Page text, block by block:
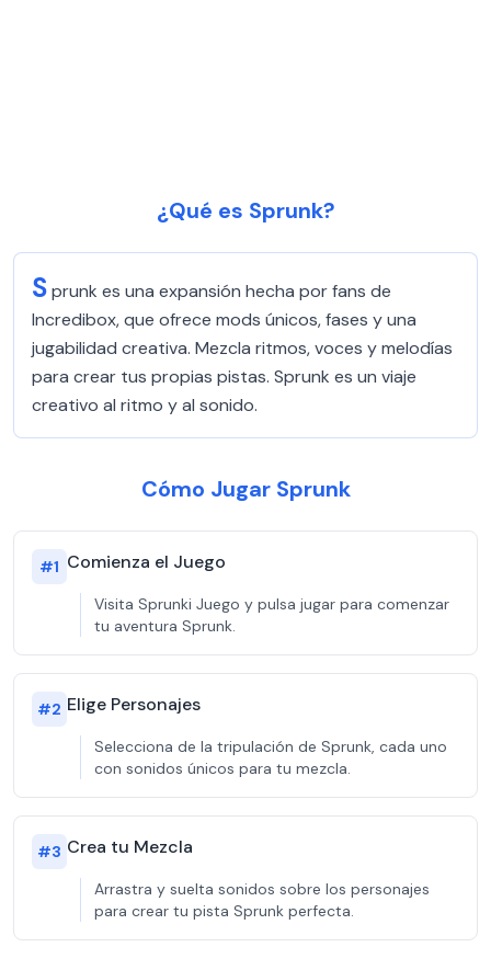
¿Qué es Sprunk?
Sprunk es una expansión hecha por fans de
Incredibox, que ofrece mods únicos, fases y una
jugabilidad creativa. Mezcla ritmos, voces y melodías
para crear tus propias pistas. Sprunk es un viaje
creativo al ritmo y al sonido.
Cómo Jugar Sprunk
#1 Comienza el Juego
Visita Sprunki Juego y pulsa jugar para comenzar
tu aventura Sprunk.
#2 Elige Personajes
Selecciona de la tripulación de Sprunk, cada uno
con sonidos únicos para tu mezcla.
#3 Crea tu Mezcla
Arrastra y suelta sonidos sobre los personajes
para crear tu pista Sprunk perfecta.